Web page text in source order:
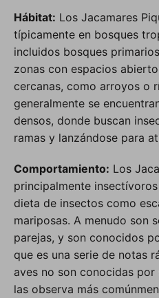
Hábitat: Los Jacamares
típicamente en bosques
incluidos bosques
zonas con espacios
cercanas, como arroyos o
generalmente se
densos, donde buscan
ramas y lanzándose para
Comportamiento: Los
principalmente
dieta de insectos como
mariposas. A menudo son
parejas, y son conocidos
que es una serie de notas
aves no son conocidas
las observa más